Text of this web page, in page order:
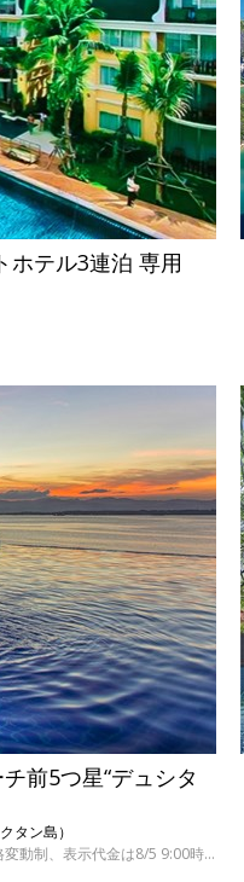
ホテル3連泊 専用
前5つ星“デュシタ
タン島）
11/1～12/16の指定日（別代金 9/1～2027/3/31の指定日）※価格変動制、表示代金は8/5 9:00時点